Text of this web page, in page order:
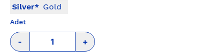
Silver* Gold
Adet
- +